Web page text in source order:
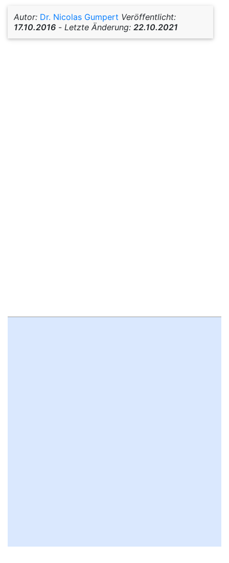
Autor: Dr. Nicolas Gumpert Veröffentlicht:
17.10.2016 - Letzte Änderung: 22.10.2021